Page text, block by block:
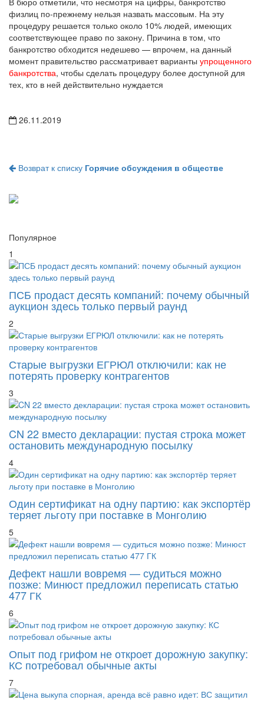
физлиц по-прежнему нельзя назвать массовым. На эту
процедуру решается только около 10% людей, имеющих
соответствующее право по закону. Причина в том, что
банкротство обходится недешево — впрочем, на данный
момент правительство рассматривает варианты упрощенного
банкротства, чтобы сделать процедуру более доступной для
тех, кто в ней действительно нуждается
26.11.2019
Возврат к списку Горячие обсуждения в обществе
Популярное
1
ПСБ продаст десять компаний: почему обычный
аукцион здесь только первый раунд
2
Старые выгрузки ЕГРЮЛ отключили: как не
потерять проверку контрагентов
3
CN 22 вместо декларации: пустая строка может
остановить международную посылку
4
Один сертификат на одну партию: как экспортёр
теряет льготу при поставке в Монголию
5
Дефект нашли вовремя — судиться можно
позже: Минюст предложил переписать статью
477 ГК
6
Опыт под грифом не откроет дорожную закупку:
КС потребовал обычные акты
7